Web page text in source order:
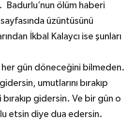
Badurlu’nun ölüm haberi
üzüntüsünü
İkbal Kalaycı ise şunları
gün döneceğini bilmeden.
umutlarını bırakıp
gidersin. Ve bir gün o
etsin diye dua edersin.